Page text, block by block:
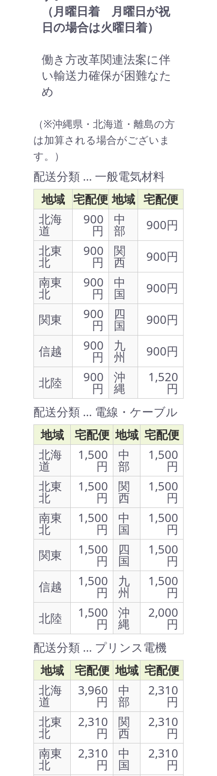
（月曜日着 月曜日が祝
日の場合は火曜日着）
働き方改革関連法案に伴
い輸送力確保が困難なた
め
（※沖縄県・北海道・離島の方
は加算される場合がございま
す。）
配送分類 … 一般電気材料
地域 宅配便 地域 宅配便
北海
道
900
円
中
部
900円
北東
北
900
円
関
西
900円
南東
北
900
円
中
国
900円
関東
900
円
四
国
900円
信越
900
円
九
州
900円
北陸
900
円
沖
縄
1,520
円
配送分類 … 電線・ケーブル
地域
宅配便 地域 宅配便
北海
道
1,500
円
中
部
1,500
円
北東
北
1,500
円
関
西
1,500
円
南東
北
1,500
円
中
国
1,500
円
関東
1,500
円
四
国
1,500
円
信越
1,500
円
九
州
1,500
円
北陸
1,500
円
沖
縄
2,000
円
配送分類 … プリンス電機
地域
宅配便 地域 宅配便
北海
道
3,960
円
中
部
2,310
円
北東
北
2,310
円
関
西
2,310
円
南東
北
2,310
円
中
国
2,310
円